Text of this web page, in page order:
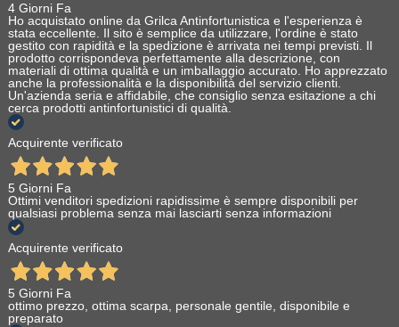
4 Giorni Fa
Ho acquistato online da Grilca Antinfortunistica e l'esperienza è
stata eccellente. Il sito è semplice da utilizzare, l'ordine è stato
gestito con rapidità e la spedizione è arrivata nei tempi previsti. Il
prodotto corrispondeva perfettamente alla descrizione, con
materiali di ottima qualità e un imballaggio accurato. Ho apprezzato
anche la professionalità e la disponibilità del servizio clienti.
Un'azienda seria e affidabile, che consiglio senza esitazione a chi
cerca prodotti antinfortunistici di qualità.
Acquirente verificato
5 Giorni Fa
Ottimi venditori spedizioni rapidissime è sempre disponibili per
qualsiasi problema senza mai lasciarti senza informazioni
Acquirente verificato
5 Giorni Fa
ottimo prezzo, ottima scarpa, personale gentile, disponibile e
preparato